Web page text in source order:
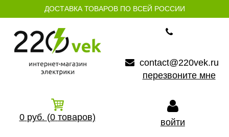
ДОСТАВКА ТОВАРОВ ПО ВСЕЙ РОССИИ
contact@220vek.ru
перезвоните мне
0 руб. (0 товаров) войти